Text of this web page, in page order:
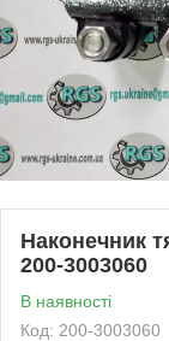
Наконечник
200-3003060
В наявності
Код: 200-3003060